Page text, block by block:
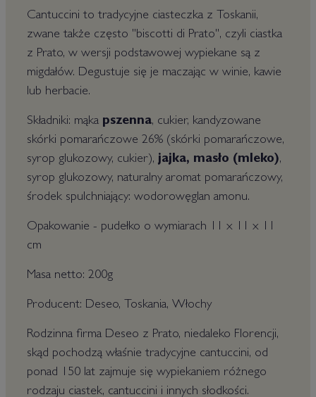
Cantuccini to tradycyjne ciasteczka z Toskanii,
zwane także często "biscotti di Prato", czyli ciastka
z Prato, w wersji podstawowej wypiekane są z
migdałów. Degustuje się je maczając w winie, kawie
lub herbacie.
Składniki: mąka pszenna, cukier, kandyzowane
skórki pomarańczowe 26% (skórki pomarańczowe,
syrop glukozowy, cukier), jajka, masło (mleko),
syrop glukozowy, naturalny aromat pomarańczowy,
środek spulchniający: wodorowęglan amonu.
Opakowanie - pudełko o wymiarach 11 x 11 x 11
cm
Masa netto: 200g
Producent: Deseo, Toskania, Włochy
Rodzinna firma Deseo z Prato, niedaleko Florencji,
skąd pochodzą właśnie tradycyjne cantuccini, od
ponad 150 lat zajmuje się wypiekaniem różnego
rodzaju ciastek, cantuccini i innych słodkości.